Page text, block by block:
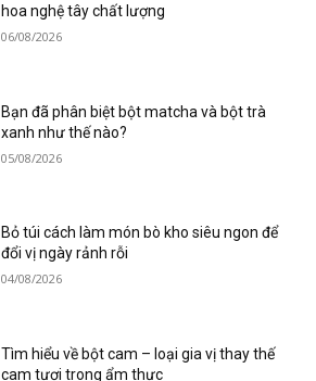
hoa nghệ tây chất lượng
06/08/2026
Bạn đã phân biệt bột matcha và bột trà
xanh như thế nào?
05/08/2026
Bỏ túi cách làm món bò kho siêu ngon để
đổi vị ngày rảnh rỗi
04/08/2026
Tìm hiểu về bột cam – loại gia vị thay thế
cam tươi trong ẩm thực